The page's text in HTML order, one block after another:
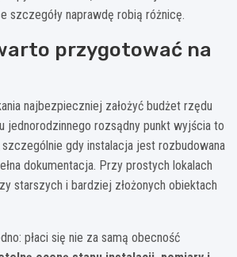
szczegóły naprawdę robią różnicę.
przygotować na
najbezpieczniej założyć budżet rzędu
jednorodzinnego rozsądny punkt wyjścia to
szczególnie gdy instalacja jest rozbudowana
dokumentacja. Przy prostych lokalach
starszych i bardziej złożonych obiektach
płaci się nie za samą obecność